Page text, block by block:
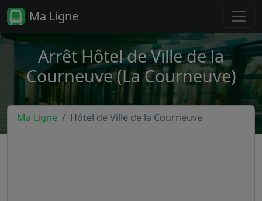
Ma Ligne
Arrêt Hôtel de Ville de la
Courneuve (La Courneuve)
Ma Ligne Hôtel de Ville de la Courneuve